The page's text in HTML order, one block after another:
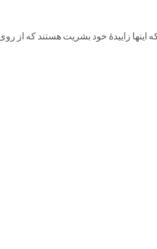
زاییدۀ خود بشریت هستند که از روی